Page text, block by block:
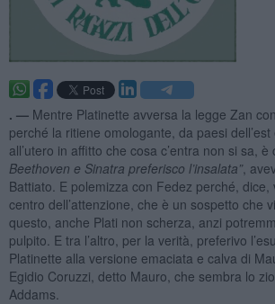
. — Mentre Platinette avversa la legge Zan
perché la ritiene omologante, da paesi
all’utero in affitto che cosa c’entra non si sa, è
Beethoven e Sinatra preferisco l’insalata”,
Battiato. E polemizza con Fedez perché,
centro dell’attenzione, che è un sospetto che
questo, anche Plati non scherza, anzi
pulpito. E tra l’altro, per la verità, preferivo
Platinette alla versione emaciata e calva di
Egidio Coruzzi, detto Mauro, che sembra lo
Addams.